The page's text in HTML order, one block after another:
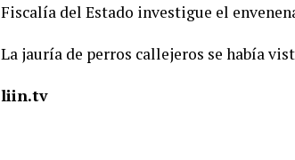
Fiscalía del Estado investigue el
La jauría de perros callejeros se había
liin.tv